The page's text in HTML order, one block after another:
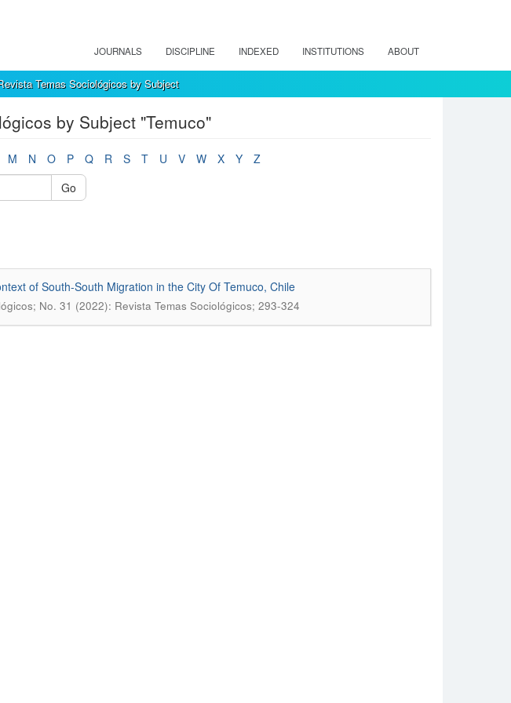
JOURNALS DISCIPLINE INDEXED INSTITUTIONS ABOUT
Temas Sociológicos by Subject
by Subject "Temuco"
M N O P Q R S T U V W X Y
Z
Go
of South-South Migration in the City Of Temuco, Chile
No. 31 (2022): Revista Temas Sociológicos; 293-324